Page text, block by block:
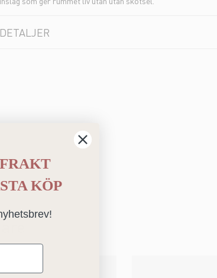
DETALJER
KÖP